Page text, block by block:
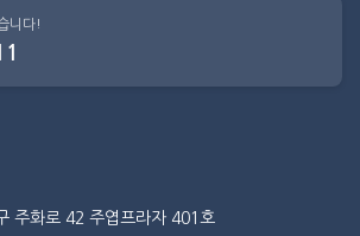
니다!
주화로 42 주엽프라자 401호